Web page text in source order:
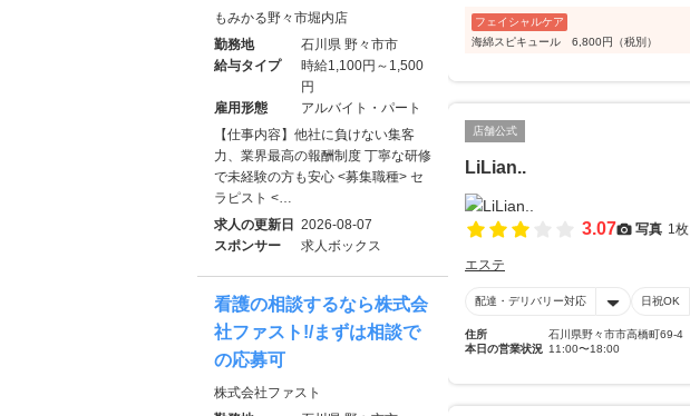
フェイシャルケア
海綿スピキュール 6,800円（税別）
店舗公式
LiLian..
3.07 写真 1枚
エステ
配達・デリバリー対応 日祝OK
住所
石川県野々市市高橋町69-4
本日の営業状況 11:00〜18:00
もみかる野々市堀内店
勤務地
石川県 野々市市
給与タイプ
時給1,100円～1,500
円
雇用形態
アルバイト・パート
【仕事内容】他社に負けない集客
力、業界最高の報酬制度 丁寧な研修
で未経験の方も安心 <募集職種> セ
ラピスト <…
求人の更新日 2026-08-07
スポンサー
求人ボックス
看護の相談するなら株式会
社ファスト!/まずは相談で
の応募可
株式会社ファスト